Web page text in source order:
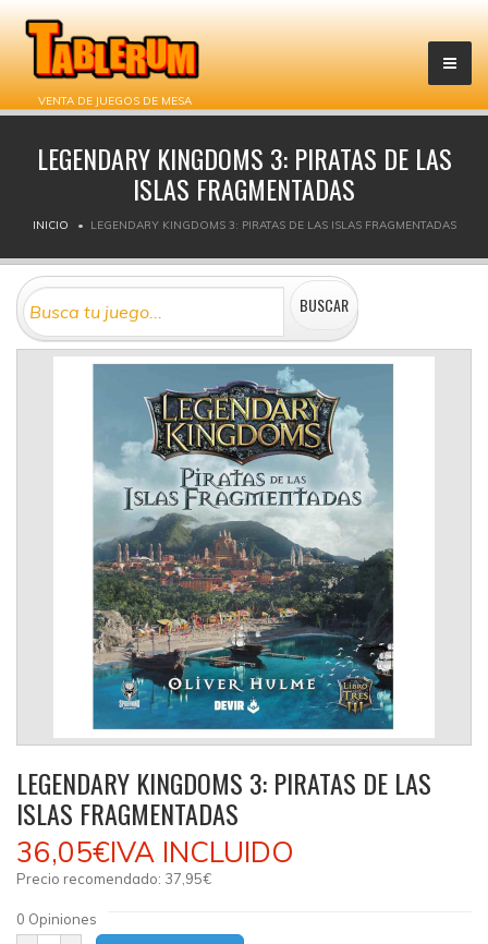
VENTA DE JUEGOS DE MESA
LEGENDARY KINGDOMS 3: PIRATAS DE LAS
ISLAS FRAGMENTADAS
INICIO LEGENDARY KINGDOMS 3: PIRATAS DE LAS ISLAS FRAGMENTADAS
LEGENDARY KINGDOMS 3: PIRATAS DE LAS
ISLAS FRAGMENTADAS
36,05€IVA INCLUIDO
Precio recomendado: 37,95€
0 Opiniones